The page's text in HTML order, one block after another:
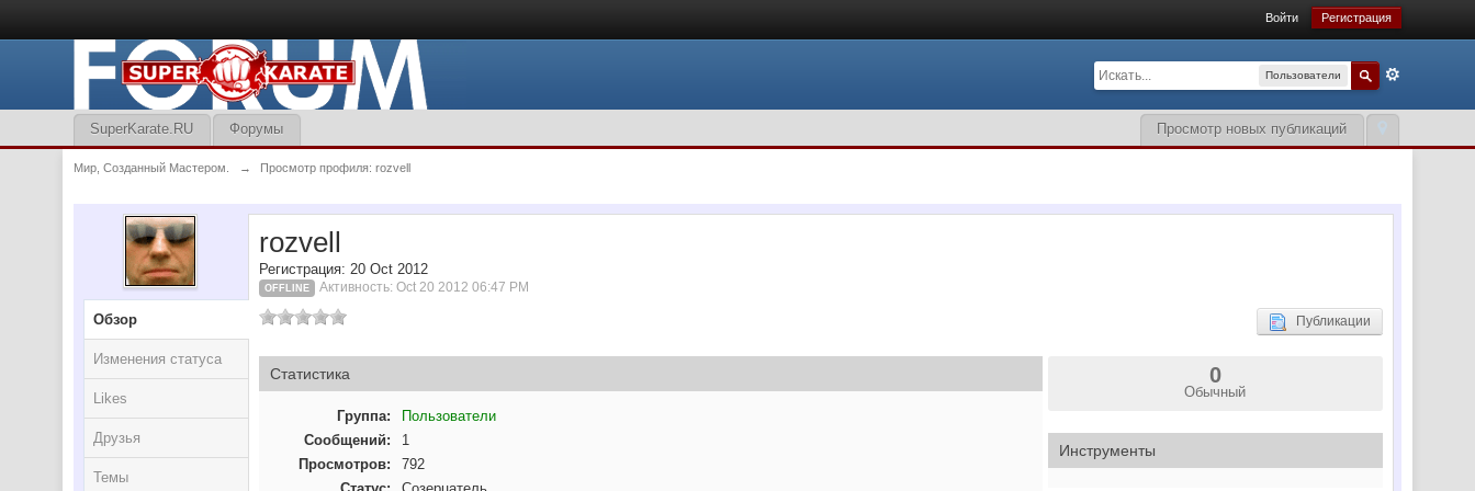
Войти Регистрация
Пользователи
Просмотр новых публикаций
SuperKarate.RU Форумы
Мир, Созданный Мастером. → Просмотр профиля: rozvell
Обзор
Изменения статуса
Likes
Друзья
Темы
rozvell
Регистрация: 20 Oct 2012
OFFLINE Активность: Oct 20 2012 06:47 PM
Публикации
Статистика
Группа:
Пользователи
Сообщений:
1
Просмотров:
792
0
Обычный
Инструменты